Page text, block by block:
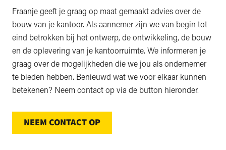
Fraanje geeft je graag op maat gemaakt advies over de
bouw van je kantoor. Als aannemer zijn we van begin tot
eind betrokken bij het ontwerp, de ontwikkeling, de bouw
en de oplevering van je kantoorruimte. We informeren je
graag over de mogelijkheden die we jou als ondernemer
te bieden hebben. Benieuwd wat we voor elkaar kunnen
betekenen? Neem contact op via de button hieronder.
NEEM CONTACT OP